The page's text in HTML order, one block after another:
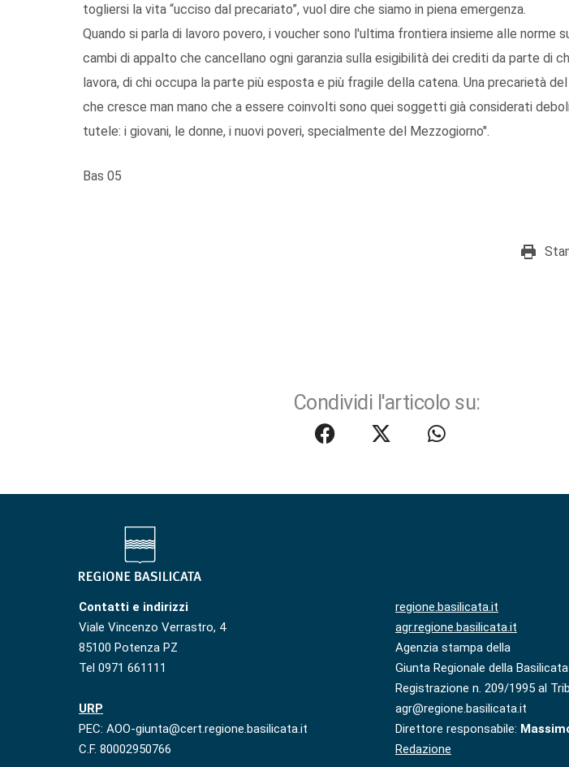
togliersi la vita “ucciso dal precariato”, vuol dire che siamo in piena emergenza.
Quando si parla di lavoro povero, i voucher sono l'ultima frontiera insieme alle norme
cambi di appalto che cancellano ogni garanzia sulla esigibilità dei crediti da parte di
lavora, di chi occupa la parte più esposta e più fragile della catena. Una precarietà
che cresce man mano che a essere coinvolti sono quei soggetti già considerati
tutele: i giovani, le donne, i nuovi poveri, specialmente del Mezzogiorno".
Bas 05
Condividi l'articolo su:
Contatti e indirizzi
Viale Vincenzo Verrastro, 4
85100 Potenza PZ
Tel 0971 661111
URP
PEC: AOO-giunta@cert.regione.basilicata.it
C.F. 80002950766
regione.basilicata.it
agr.regione.basilicata.it
Agenzia stampa della
Giunta Regionale della Basilicata
Registrazione n. 209/1995 al
agr@regione.basilicata.it
Direttore responsabile:
Redazione